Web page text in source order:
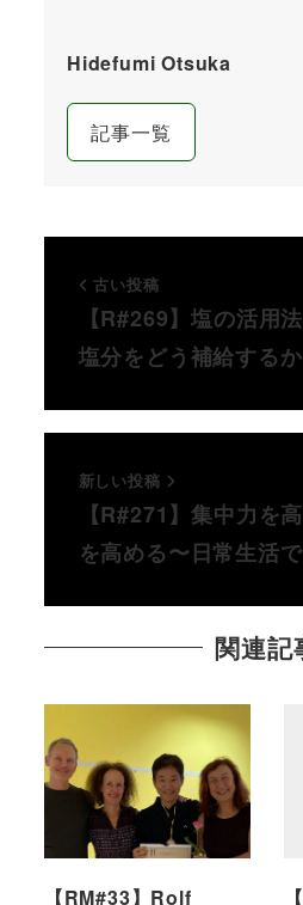
Hidefumi Otsuka
記事一覧
古い投稿
【R#269】塩の活用
塩分をどう補給する
新しい投稿
【R#271】集中力を
を高める〜日常生活
関連記
【RM#33】Rolf